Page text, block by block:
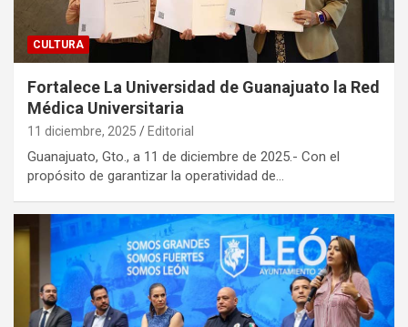
CULTURA
Fortalece La Universidad de Guanajuato la Red
Médica Universitaria
11 diciembre, 2025 Editorial
Guanajuato, Gto., a 11 de diciembre de 2025.- Con el
propósito de garantizar la operatividad de…